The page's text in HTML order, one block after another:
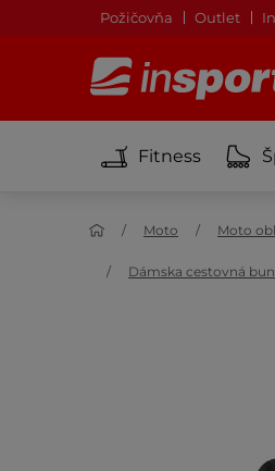
Požičovňa Outlet
Fitness
Moto Moto
Dámska cestovná